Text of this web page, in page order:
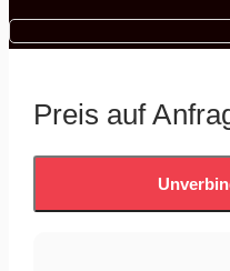
Preis auf